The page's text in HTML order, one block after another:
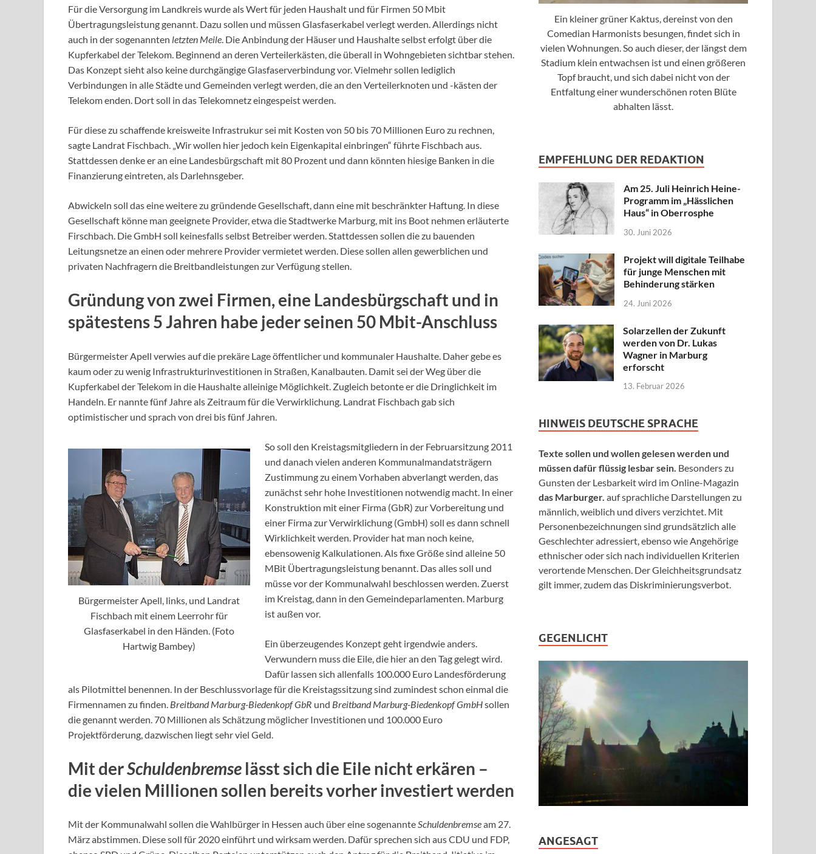
Für die Versorgung im Landkreis wurde als Wert für jeden Haushalt und für Firmen 50 Mbit
Übertragungsleistung genannt. Dazu sollen und müssen Glasfaserkabel verlegt werden. Allerdings nicht
auch in der sogenannten letzten Meile. Die Anbindung der Häuser und Haushalte selbst erfolgt über die
Kupferkabel der Telekom. Beginnend an deren Verteilerkästen, die überall in Wohngebieten sichtbar stehen.
Das Konzept sieht also keine durchgängige Glasfaserverbindung vor. Vielmehr sollen lediglich
Verbindungen in alle Städte und Gemeinden verlegt werden, die an den Verteilerknoten und -kästen der
Telekom enden. Dort soll in das Telekomnetz eingespeist werden.
Für diese zu schaffende kreisweite Infrastrukur sei mit Kosten von 50 bis 70 Millionen Euro zu rechnen,
sagte Landrat Fischbach. „Wir wollen hier jedoch kein Eigenkapital einbringen“ führte Fischbach aus.
Stattdessen denke er an eine Landesbürgschaft mit 80 Prozent und dann könnten hiesige Banken in die
Finanzierung eintreten, als Darlehnsgeber.
Abwickeln soll das eine weitere zu gründende Gesellschaft, dann eine mit beschränkter Haftung. In diese
Gesellschaft könne man geeignete Provider, etwa die Stadtwerke Marburg, mit ins Boot nehmen erläuterte
Firschbach. Die GmbH soll keinesfalls selbst Betreiber werden. Stattdessen sollen die zu bauenden
Leitungsnetze an einen oder mehrere Provider vermietet werden. Diese sollen allen gewerblichen und
privaten Nachfragern die Breitbandleistungen zur Verfügung stellen.
Gründung von zwei Firmen, eine Landesbürgschaft und in
spätestens 5 Jahren habe jeder seinen 50 Mbit-Anschluss
Bürgermeister Apell verwies auf die prekäre Lage öffentlicher und kommunaler Haushalte. Daher gebe es
kaum oder zu wenig Infrastrukturinvestitionen in Straßen, Kanalbauten. Damit sei der Weg über die
Kupferkabel der Telekom in die Haushalte alleinige Möglichkeit. Zugleich betonte er die Dringlichkeit im
Handeln. Er nannte fünf Jahre als Zeitraum für die Verwirklichung. Landrat Fischbach gab sich
optimistischer und sprach von drei bis fünf Jahren.
Bürgermeister Apell, links, und Landrat
Fischbach mit einem Leerrohr für
Glasfaserkabel in den Händen. (Foto
Hartwig Bambey)
So soll den Kreistagsmitgliedern in der Februarsitzung 2011
und danach vielen anderen Kommunalmandatsträgern
Zustimmung zu einem Vorhaben abverlangt werden, das
zunächst sehr hohe Investitionen notwendig macht. In einer
Konstruktion mit einer Firma (GbR) zur Vorbereitung und
einer Firma zur Verwirklichung (GmbH) soll es dann schnell
Wirklichkeit werden. Provider hat man noch keine,
ebensowenig Kalkulationen. Als fixe Größe sind alleine 50
MBit Übertragungsleistung benannt. Das alles soll und
müsse vor der Kommunalwahl beschlossen werden. Zuerst
im Kreistag, dann in den Gemeindeparlamenten. Marburg
ist außen vor.
Ein überzeugendes Konzept geht irgendwie anders.
Verwundern muss die Eile, die hier an den Tag gelegt wird.
Dafür lassen sich allenfalls 100.000 Euro Landesförderung
als Pilotmittel benennen. In der Beschlussvorlage für die Kreistagssitzung sind zumindest schon einmal die
Firmennamen zu finden. Breitband Marburg-Biedenkopf GbR und Breitband Marburg-Biedenkopf GmbHsollen
die genannt werden. 70 Millionen als Schätzung möglicher Investitionen und 100.000 Euro
Projektförderung, dazwischen liegt sehr viel Geld.
Mit derSchuldenbremse lässt sich die Eile nicht erkären –
die vielen Millionen sollen bereits vorher investiert werden
Mit der Kommunalwahl sollen die Wahlbürger in Hessen auch über eine sogenannteSchuldenbremseam 27.
März abstimmen. Diese soll für 2020 einführt und wirksam werden. Dafür sprechen sich aus CDU und FDP,
Ein kleiner grüner Kaktus, dereinst von den
Comedian Harmonists besungen, findet sich in
vielen Wohnungen. So auch dieser, der längst dem
Stadium klein entwachsen ist und einen größeren
Topf braucht, und sich dabei nicht von der
Entfaltung einer wunderschönen roten Blüte
abhalten lässt.
EMPFEHLUNG DER REDAKTION
Am 25. Juli Heinrich Heine-
Programm im „Hässlichen
Haus“ in Oberrosphe
30. Juni 2026
Projekt will digitale Teilhabe
für junge Menschen mit
Behinderung stärken
24. Juni 2026
Solarzellen der Zukunft
werden von Dr. Lukas
Wagner in Marburg
erforscht
13. Februar 2026
HINWEIS DEUTSCHE SPRACHE
Texte sollen und wollen gelesen werden und
müssen dafür flüssig lesbar sein. Besonders zu
Gunsten der Lesbarkeit wird im Online-Magazin
das Marburger. auf sprachliche Darstellungen zu
männlich, weiblich und divers verzichtet. Mit
Personenbezeichnungen sind grundsätzlich alle
Geschlechter adressiert, ebenso wie Angehörige
ethnischer oder sich nach individuellen Kriterien
verortende Menschen. Der Gleichheitsgrundsatz
gilt immer, zudem das Diskriminierungsverbot.
GEGENLICHT
ANGESAGT